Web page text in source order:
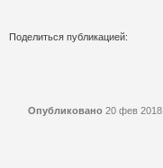
Поделиться публикацией:
Опубликовано 20 фев 2018